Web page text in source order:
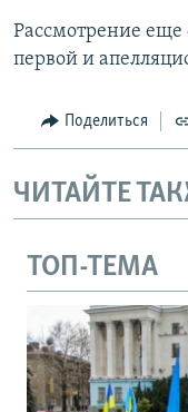
Рассмотрение еще
первой и
Поделиться
ЧИТАЙТЕ
ТОП-ТЕМА